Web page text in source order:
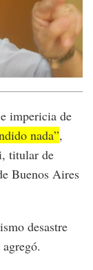
impericia de
nada”,
titular de
Buenos Aires
desastre